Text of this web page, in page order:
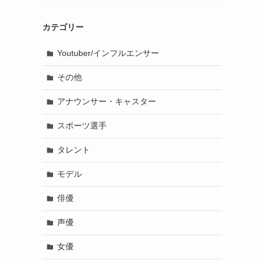
カテゴリー
Youtuber/インフルエンサー
その他
アナウンサー・キャスター
スポーツ選手
タレント
モデル
俳優
声優
女優